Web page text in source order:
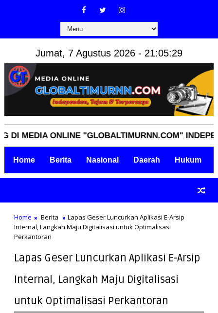
Jumat, 7 Agustus 2026 - 21:05:30
ONLINE "GLOBALTIMURNN.COM" INDEPENDEN,
Home Berita Nasional Daerah Hukum
Home Berita
Lapas Geser Luncurkan Aplikasi E-Arsip
Internal, Langkah Maju Digitalisasi untuk Optimalisasi
Perkantoran
Lapas Geser Luncurkan Aplikasi E-Arsip
Internal, Langkah Maju Digitalisasi
untuk Optimalisasi Perkantoran